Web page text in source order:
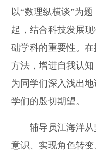
以“数理纵横谈”为
起，结合科技发展
础学科的重要性。
方法，增进自我认知
为同学们深入浅出
学们的殷切期望。
辅导员江海洋从
意识、实现角色转